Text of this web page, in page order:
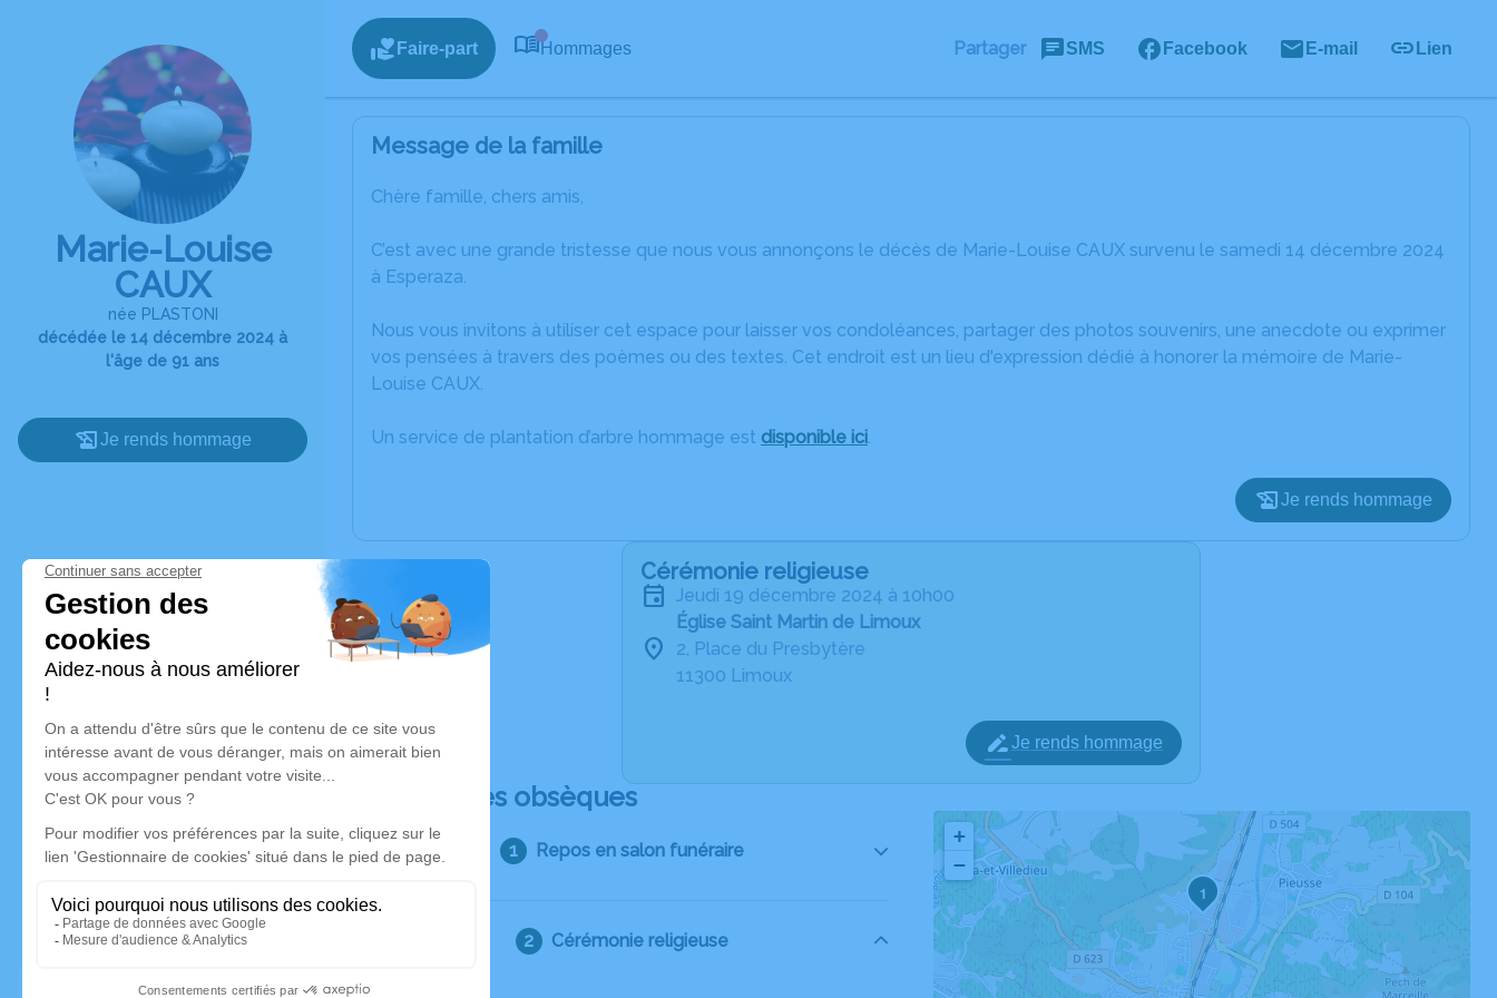
Marie-Louise
CAUX
née PLASTONI
décédée le 14 décembre 2024 à
l'âge de 91 ans
Je rends hommage
Faire-part Hommages Partager SMS Facebook E-mail Lien
Message de la famille
Chère famille, chers amis,
C’est avec une grande tristesse que nous vous annonçons le décès de Marie-Louise CAUX survenu le samedi 14 décembre 2024
à Esperaza.
Nous vous invitons à utiliser cet espace pour laisser vos condoléances, partager des photos souvenirs, une anecdote ou exprimer
vos pensées à travers des poèmes ou des textes. Cet endroit est un lieu d'expression dédié à honorer la mémoire de Marie-
Louise CAUX.
Un service de plantation d’arbre hommage est disponible ici.
Je rends hommage
Cérémonie religieuse
jeudi 19 décembre 2024 à 10h00
Église Saint Martin de Limoux
2, Place du Presbytère
11300 Limoux
Je rends hommage
Déroulé des obsèques
Repos en salon funéraire
Cérémonie religieuse
1
+
−